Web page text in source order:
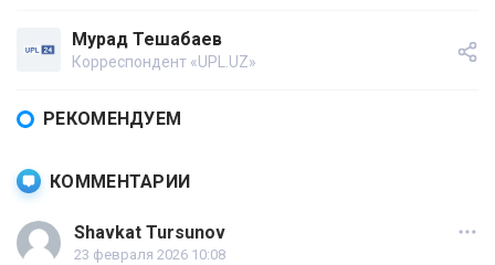
Мурад Тешабаев
Корреспондент «UPL.UZ»
РЕКОМЕНДУЕМ
КОММЕНТАРИИ
Shavkat Tursunov
23 февраля 2026 10:08